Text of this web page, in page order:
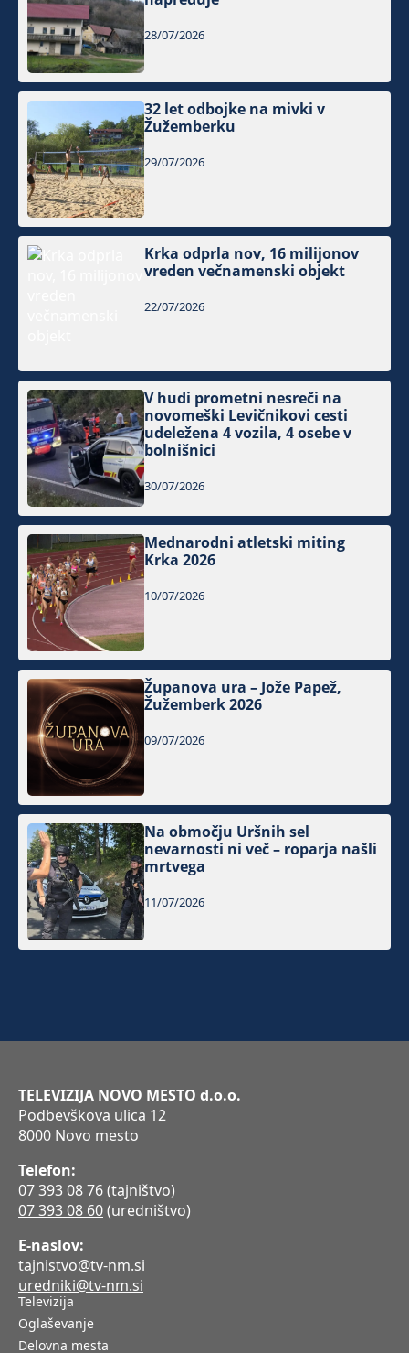
28/07/2026
32 let odbojke na mivki v
Žužemberku
29/07/2026
Krka odprla nov, 16 milijonov
vreden večnamenski objekt
22/07/2026
V hudi prometni nesreči na
novomeški Levičnikovi cesti
udeležena 4 vozila, 4 osebe v
bolnišnici
30/07/2026
Mednarodni atletski miting
Krka 2026
10/07/2026
Županova ura – Jože Papež,
Žužemberk 2026
09/07/2026
Na območju Uršnih sel
nevarnosti ni več – roparja našli
mrtvega
11/07/2026
TELEVIZIJA NOVO MESTO d.o.o.
Podbevškova ulica 12
8000 Novo mesto
Telefon:
07 393 08 76(tajništvo)
07 393 08 60(uredništvo)
E-naslov:
tajnistvo@tv-nm.si
uredniki@tv-nm.si
Televizija
Oglaševanje
Delovna mesta